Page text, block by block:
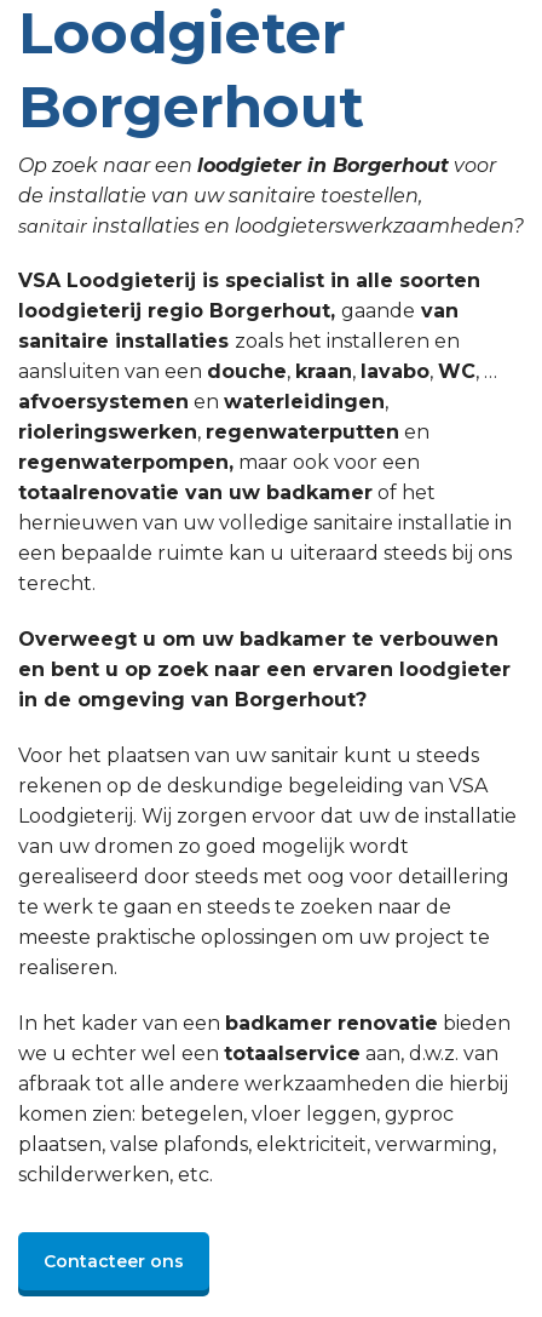
Loodgieter
Borgerhout
Op zoek naar een loodgieter in Borgerhout voor
de installatie van uw sanitaire toestellen,
sanitair installaties en loodgieterswerkzaamheden?
VSA Loodgieterij is specialist in alle soorten
loodgieterij regio Borgerhout, gaande van
sanitaire installaties zoals het installeren en
aansluiten van een douche, kraan, lavabo, WC, …
afvoersystemen en waterleidingen,
rioleringswerken, regenwaterputten en
regenwaterpompen, maar ook voor een
totaalrenovatie van uw badkamer of het
hernieuwen van uw volledige sanitaire installatie in
een bepaalde ruimte kan u uiteraard steeds bij ons
terecht.
Overweegt u om uw badkamer te verbouwen
en bent u op zoek naar een ervaren loodgieter
in de omgeving van Borgerhout?
Voor het plaatsen van uw sanitair kunt u steeds
rekenen op de deskundige begeleiding van VSA
Loodgieterij. Wij zorgen ervoor dat uw de installatie
van uw dromen zo goed mogelijk wordt
gerealiseerd door steeds met oog voor detaillering
te werk te gaan en steeds te zoeken naar de
meeste praktische oplossingen om uw project te
realiseren.
In het kader van een badkamer renovatie bieden
we u echter wel een totaalservice aan, d.w.z. van
afbraak tot alle andere werkzaamheden die hierbij
komen zien: betegelen, vloer leggen, gyproc
plaatsen, valse plafonds, elektriciteit, verwarming,
schilderwerken, etc.
Contacteer ons